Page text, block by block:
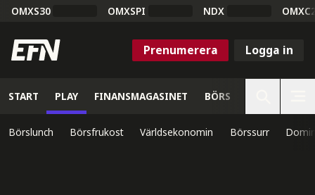
OMXS30 OMXSPI NDX
Prenumerera Logga in
START PLAY FINANSMAGASINET BÖRS
Börslunch Börsfrukost Världsekonomin Börssurr